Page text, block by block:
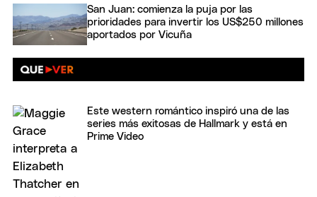
San Juan: comienza la puja por las
prioridades para invertir los US$250 millones
aportados por Vicuña
Este western romántico inspiró una de las
series más exitosas de Hallmark y está en
Prime Video